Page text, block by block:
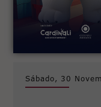
Sábado, 30